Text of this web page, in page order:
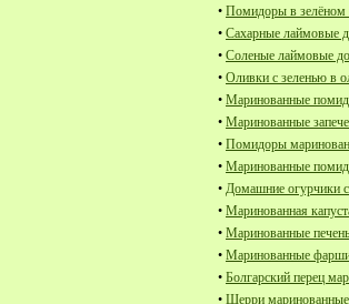
• Помидоры в зелёном
• Сахарные лаймовые
• Соленые лаймовые
• Оливки с зеленью в
• Маринованные
• Маринованные
• Помидоры
• Маринованные
• Домашние огурчики
• Маринованная
• Маринованные
• Маринованные
• Болгарский перец
• Шерри маринованные